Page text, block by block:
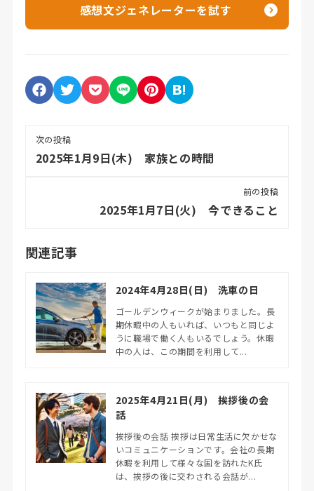
感想文ジェネレーターを試す
次の投稿
2025年1月9日(木) 家族との時間
前の投稿
2025年1月7日(火) 今できること
関連記事
2024年4月28日(日) 洗車の日
ゴールデンウィークが始まりました。長
期休暇中の人もいれば、いつもと同じよ
うに職場で働く人もいるでしょう。休暇
中の人は、この期間を利用して...
2025年4月21日(月) 挨拶後の会
話
挨拶後の会話 挨拶は日常生活に欠かせな
いコミュニケーションです。会社の長期
休暇を利用して様々な国を訪れたK氏
は、挨拶の後に交わされる会話が...